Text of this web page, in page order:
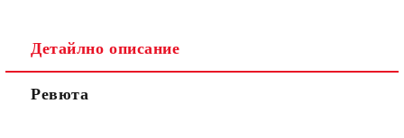
Детайлно описание
Ревюта